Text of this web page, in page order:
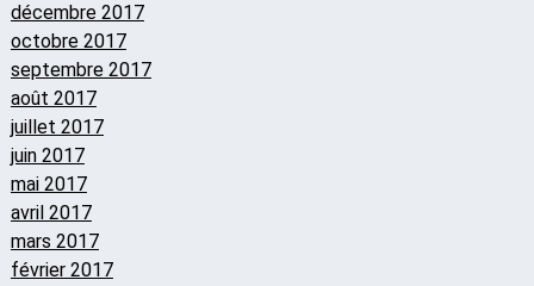
décembre 2017
octobre 2017
septembre 2017
août 2017
juillet 2017
juin 2017
mai 2017
avril 2017
mars 2017
février 2017